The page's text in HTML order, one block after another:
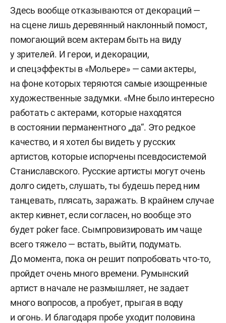
Здесь вообще отказываются от декораций —
на сцене лишь деревянный наклонный помост,
помогающий всем актерам быть на виду
у зрителей. И герои, и декорации,
и спецэффекты в «Мольере» — сами актеры,
на фоне которых теряются самые изощренные
художественные задумки. «Мне было интересно
работать с актерами, которые находятся
в состоянии перманентного „да“. Это редкое
качество, и я хотел бы видеть у русских
артистов, которые испорчены псевдосистемой
Станиславского. Русские артисты могут очень
долго сидеть, слушать, ты будешь перед ним
танцевать, плясать, заражать. В крайнем случае
актер кивнет, если согласен, но вообще это
будет poker face. Сымпровизировать им чаще
всего тяжело — встать, выйти, подумать.
До момента, пока он решит попробовать что-то,
пройдет очень много времени. Румынский
артист в начале не размышляет, не задает
много вопросов, а пробует, прыгая в воду
и огонь. И благодаря пробе уходит половина